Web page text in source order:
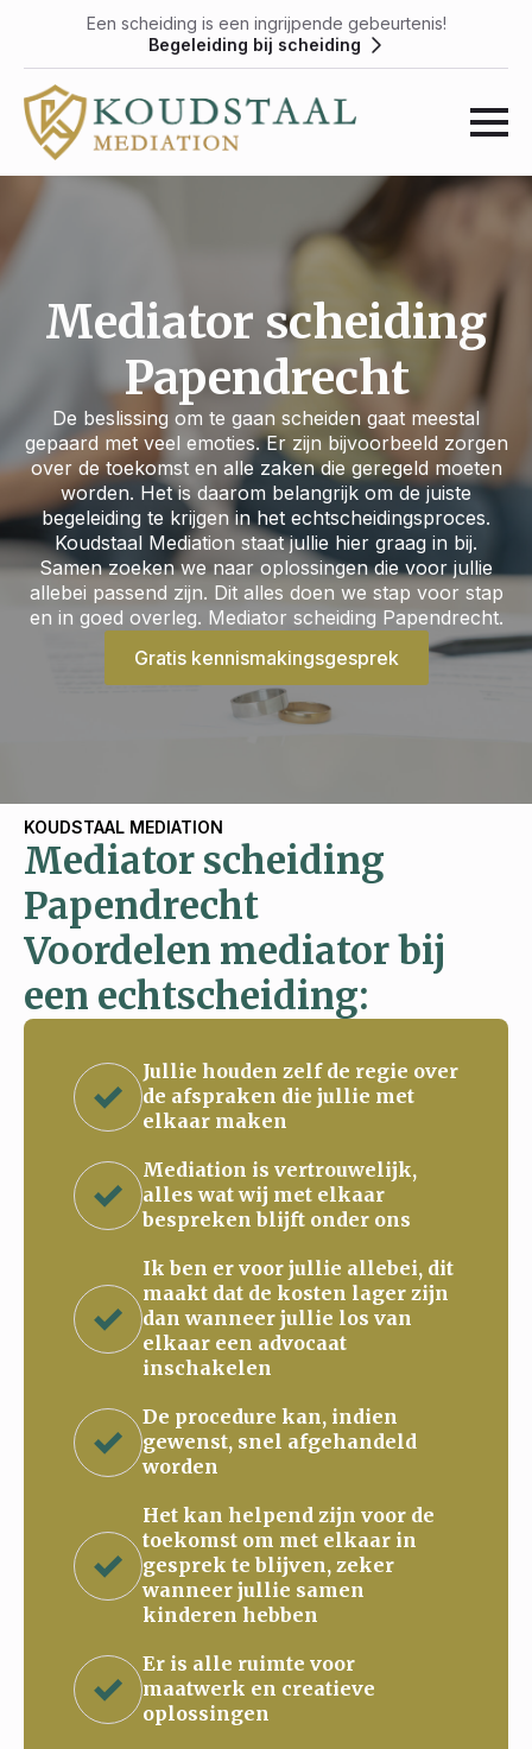
Een scheiding is een ingrijpende gebeurtenis!
Begeleiding bij scheiding
Mediator scheiding
Papendrecht
De beslissing om te gaan scheiden gaat meestal
gepaard met veel emoties. Er zijn bijvoorbeeld zorgen
over de toekomst en alle zaken die geregeld moeten
worden. Het is daarom belangrijk om de juiste
begeleiding te krijgen in het echtscheidingsproces.
Koudstaal Mediation staat jullie hier graag in bij.
Samen zoeken we naar oplossingen die voor jullie
allebei passend zijn. Dit alles doen we stap voor stap
en in goed overleg. Mediator scheiding Papendrecht.
Gratis kennismakingsgesprek
KOUDSTAAL MEDIATION
Mediator scheiding
Papendrecht
Voordelen mediator bij
een echtscheiding:
Jullie houden zelf de regie over
de afspraken die jullie met
elkaar maken
Mediation is vertrouwelijk,
alles wat wij met elkaar
bespreken blijft onder ons
Ik ben er voor jullie allebei, dit
maakt dat de kosten lager zijn
dan wanneer jullie los van
elkaar een advocaat
inschakelen
De procedure kan, indien
gewenst, snel afgehandeld
worden
Het kan helpend zijn voor de
toekomst om met elkaar in
gesprek te blijven, zeker
wanneer jullie samen
kinderen hebben
Er is alle ruimte voor
maatwerk en creatieve
oplossingen